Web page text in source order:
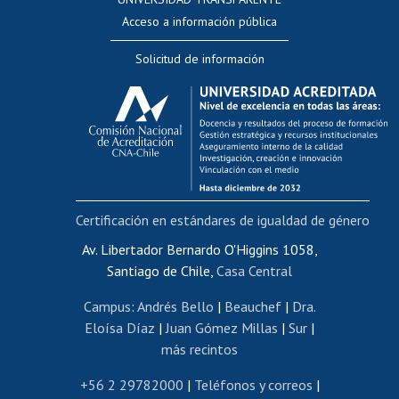
Perfeccionamiento
Editar Portafolio Académico
Evaluación docente
Calificación académica
Postulación al AUCAI
Funcionarias/os
Cursos internos de capacitación
Bienestar del personal
Portal de movilidad interna
Certificado de renta
Certificado de renta honorarios
Editar páginas blancas
Extranjeras/os
Revalidación y reconocimiento de títulos
Acceso a información pública
Solicitud de información
Av. Libertador Bernardo O'Higgins 1058,
Santiago de Chile, Casa Central
Campus: Andrés Bello | Beauchef| Dra.
Eloísa Díaz | Juan Gómez Millas | Sur |
más recintos
+56 2 29782000 | Teléfonos y correos |
Certificación en estándares de igualdad de género